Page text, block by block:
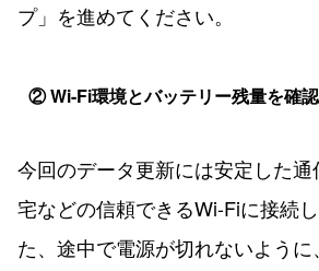
プ」を進めてください。
② Wi-Fi環境とバッテリー残量を確
今回のデータ更新には安定した通
宅などの信頼できるWi-Fiに接続
た、途中で電源が切れないよう